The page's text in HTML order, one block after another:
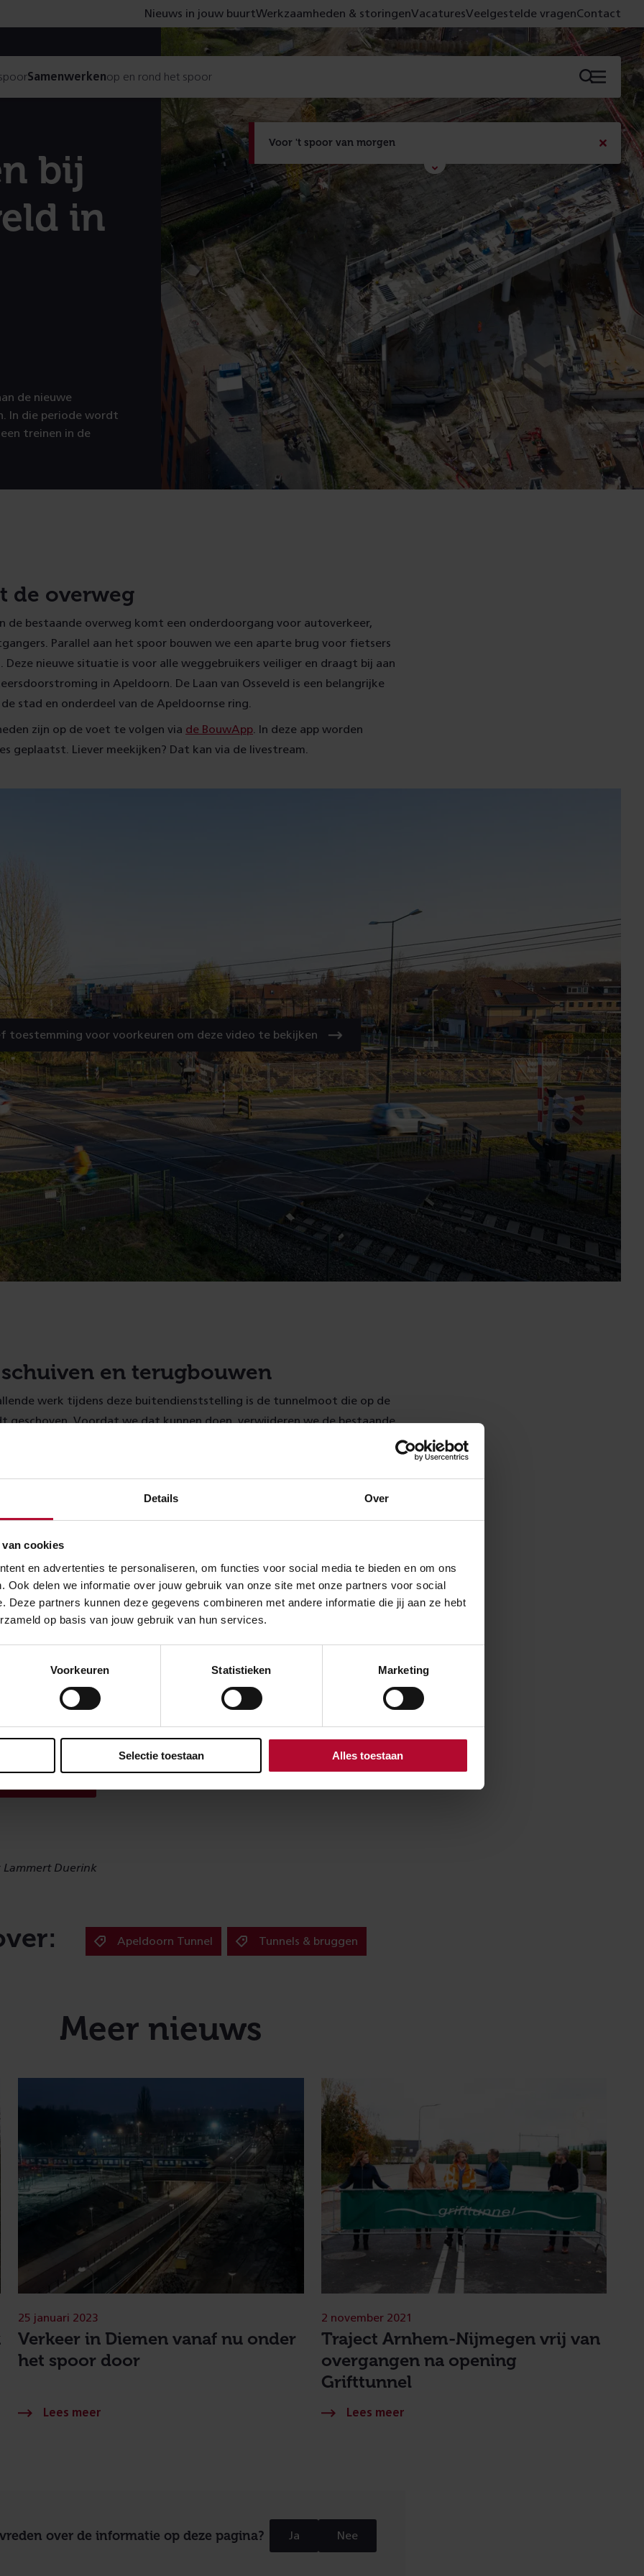
Details Over
cookies
en advertenties te personaliseren, om functies voor social media te bieden en om ons
Ook delen we informatie over jouw gebruik van onze site met onze partners voor social
Deze partners kunnen deze gegevens combineren met andere informatie die jij aan ze hebt
op basis van jouw gebruik van hun services.
Voorkeuren Statistieken Marketing
Selectie toestaan Alles toestaan
Voor 't spoor van morgen
Met de campagne 'Voor 't spoor naar morgen' laten
we zien wat er vandaag gebeurt en wat dat -
figuurlijk gezien - morgen oplevert.
Lees meer
Bericht
sluiten
Nieuws in jouw buurtWerkzaamheden & storingenVacaturesVeelgestelde vragenContact
Samenwerkenop en rond het spoor Menu
bij
in
de nieuwe
In die periode wordt
treinen in de
de overweg
de bestaande overweg komt een onderdoorgang voor autoverkeer,
Parallel aan het spoor bouwen we een aparte brug voor fietsers
Deze nieuwe situatie is voor alle weggebruikers veiliger en draagt bij aan
in Apeldoorn. De Laan van Osseveld is een belangrijke
stad en onderdeel van de Apeldoornse ring.
zijn op de voet te volgen via de BouwApp . In deze app worden
geplaatst. Liever meekijken? Dat kan via de livestream.
toestemming voor voorkeuren om deze video te bekijken
en terugbouwen
werk tijdens deze buitendienststelling is de tunnelmoot die op de
geschoven. Voordat we dat kunnen doen, verwijderen we de bestaande
we ruim 12.000 kubieke meter grond af. Stel je voor: dat is ongeveer
Als de tunnelmoot op zijn plek ligt, voeren we de laatste
uit om de betonnen bak op z’n plek te houden. Daarna bouwen we de
voor het treinverkeer
tot en met 24 oktober rijden er geen treinen maar bussen op het traject
– Apeldoorn en het traject Apeldoorn – Deventer. Dit hangt samen
in de regio. Wil je reizen in deze periode? Raadpleeg dan eerst
houd rekening met een langere reistijd.
Lammert Duerink
Apeldoorn Tunnel Tunnels & bruggen
Meer nieuws
Verkeer in Diemen vanaf nu onder
het spoor door
25 januari 2023
Traject Arnhem-Nijmegen vrij van
overgangen na opening
Grifttunnel
2 november 2021
over de informatie op deze pagina? Ja Nee